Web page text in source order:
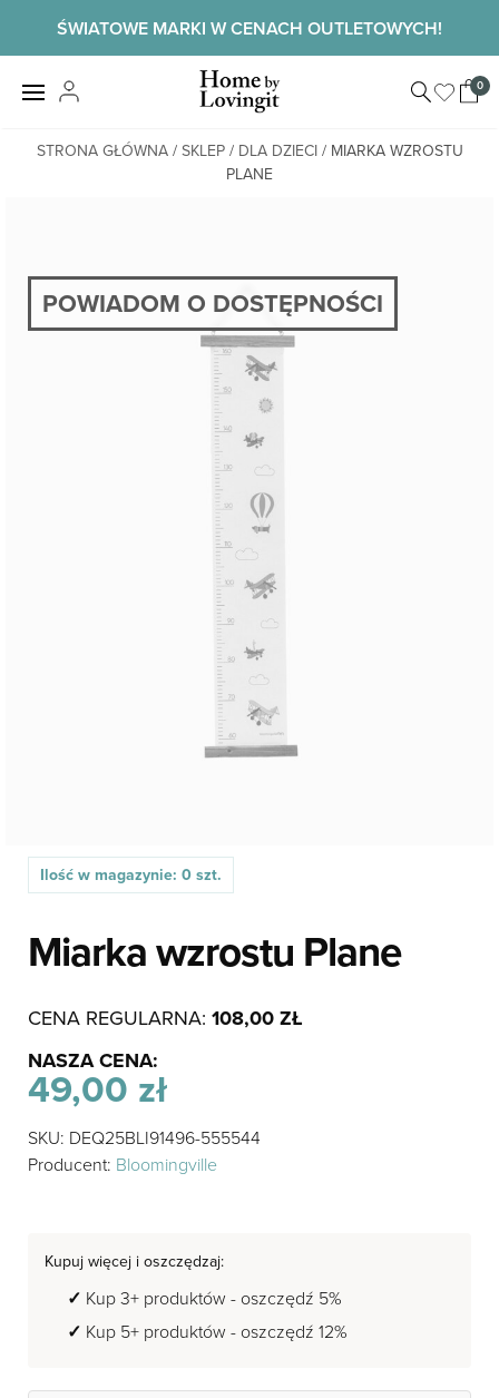
ŚWIATOWE MARKI W CENACH OUTLETOWYCH!
Home by
LovingIt
View
cart
0
STRONA GŁÓWNA/ SKLEP/ DLA DZIECI/ MIARKA WZROSTU
PLANE
Ilość w magazynie: 0 szt.
Miarka wzrostu Plane
CENA REGULARNA: 108,00ZŁ
NASZA CENA:
49,00 zł
POWIADOM O DOSTĘPNOŚCI
SKU: DEQ25BLI91496-555544
Producent: Bloomingville
Kupuj więcej i oszczędzaj:
Kup 3+ produktów - oszczędź 5%
Kup 5+ produktów - oszczędź 12%